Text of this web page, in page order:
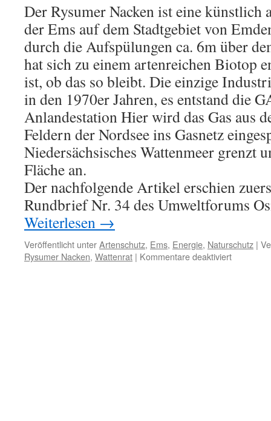
Der Rysumer Nacken ist eine künstlich
der Ems auf dem Stadtgebiet von
durch die Aufspülungen ca. 6m über
hat sich zu einem artenreichen Biotop
ist, ob das so bleibt. Die einzige
in den 1970er Jahren, es entstand die
Anlandestation Hier wird das Gas aus
Feldern der Nordsee ins Gasnetz
Niedersächsisches Wattenmeer grenzt
Fläche an.
Der nachfolgende Artikel erschien
Rundbrief Nr. 34 des Umweltforums
Weiterlesen →
Veröffentlicht unterArtenschutz, Ems, Energie, Naturschutz |
Rysumer Nacken, Wattenrat | Kommentare deaktiviertfür